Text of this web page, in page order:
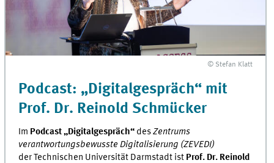
© Stefan Klatt
Podcast: „Digitalgespräch“ mit
Prof. Dr. Reinold Schmücker
Im Podcast „Digitalgespräch“ desZentrums
verantwortungsbewusste Digitalisierung (ZEVEDI)
derTechnischen Universität Darmstadt ist Prof. Dr. Reinold